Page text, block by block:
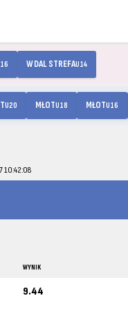
W DAL STREFAU14
U20 MŁOTU18 MŁOTU16
10:42:08
WYNIK
9.44